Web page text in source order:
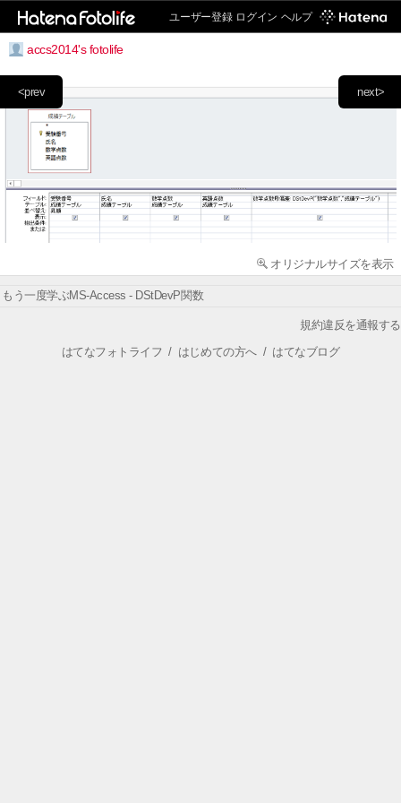
ユーザー登録 ログイン ヘルプ
accs2014's fotolife
next>
<prev
オリジナルサイズを表示
もう一度学ぶMS-Access - DStDevP関数
規約違反を通報する
はてなフォトライフ / はじめての方へ/ はてなブログ